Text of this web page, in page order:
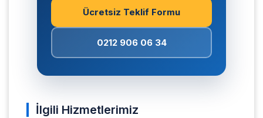
Ücretsiz Teklif Formu
0212 906 06 34
İlgili Hizmetlerimiz